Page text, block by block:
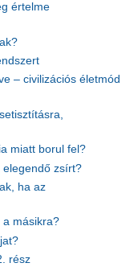
értelme
– civilizációs életmód
miatt borul fel?
elegendő zsírt?
ha az
a másikra?
rész